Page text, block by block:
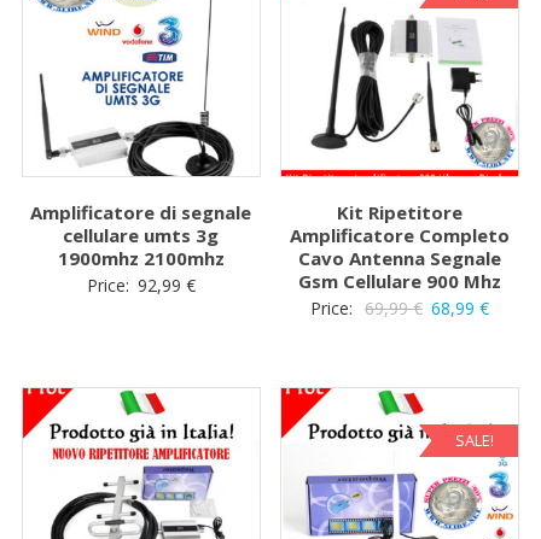
Amplificatore di segnale
cellulare umts 3g
1900mhz 2100mhz
Price: 92,99 €
Kit Ripetitore
Amplificatore Completo
Cavo Antenna Segnale
Gsm Cellulare 900 Mhz
Price: 69,99€ Il
69,99 €.
68,99€Il
68,99
SALE!